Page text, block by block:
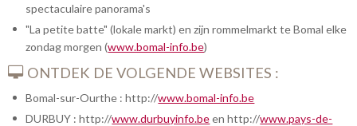
spectaculaire panorama's
"La petite batte" (lokale markt) en zijn rommelmarkt te Bomal elke
zondag morgen (www.bomal-info.be)
ONTDEK DE VOLGENDE WEBSITES :
Bomal-sur-Ourthe : http://www.bomal-info.be
DURBUY : http://www.durbuyinfo.been http://www.pays-de-